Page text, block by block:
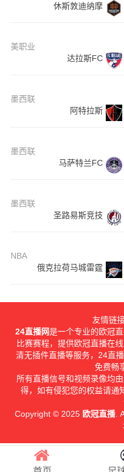
休斯敦迪纳摩
美职业
达拉斯FC
墨西联
阿特拉斯
墨西联
马萨特兰FC
墨西联
圣路易斯竞技
NBA
俄克拉荷马城雷霆
友情链
24直播网是一个专业的欧冠
比赛赛程，提供欧冠直播在
清无插件直播等服务，24直
免费畅
所有直播信号和视频录像均
得，如有侵犯您的权益请通
Copyright © 2025 欧冠直播.